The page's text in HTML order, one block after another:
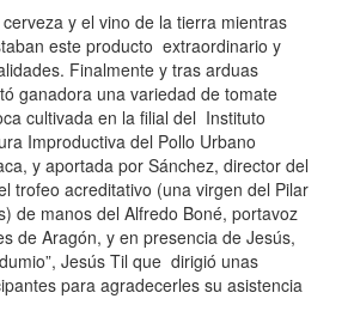
y el vino de la tierra mientras
este producto extraordinario y
Finalmente y tras arduas
ganadora una variedad de tomate
cultivada en la filial del Instituto
Improductiva del Pollo Urbano
y aportada por Sánchez, director del
trofeo acreditativo (una virgen del Pilar
de manos del Alfredo Boné, portavoz
de Aragón, y en presencia de Jesús,
Jesús Til que dirigió unas
para agradecerles su asistencia